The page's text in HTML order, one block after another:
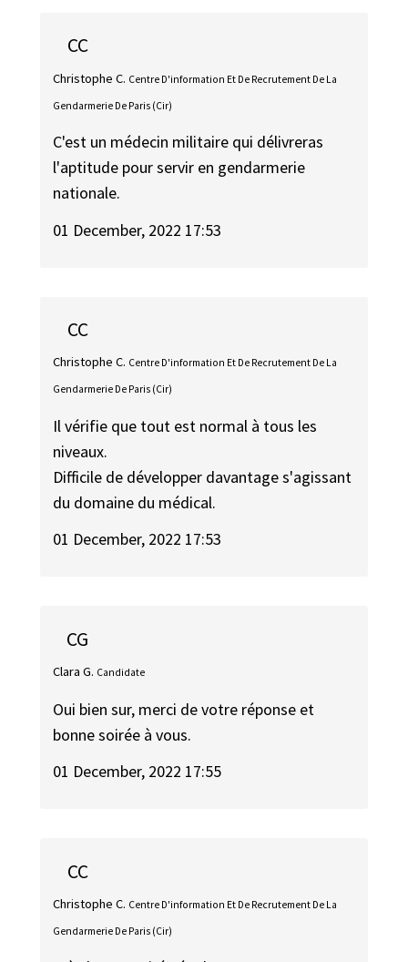
CC
Christophe C. Centre D'information Et De Recrutement De La
Gendarmerie De Paris (Cir)
C'est un médecin militaire qui délivreras
l'aptitude pour servir en gendarmerie
nationale.
01 December, 2022 17:53
CC
Christophe C. Centre D'information Et De Recrutement De La
Gendarmerie De Paris (Cir)
Il vérifie que tout est normal à tous les
niveaux.
Difficile de développer davantage s'agissant
du domaine du médical.
01 December, 2022 17:53
CG
Clara G. Candidate
Oui bien sur, merci de votre réponse et
bonne soirée à vous.
01 December, 2022 17:55
CC
Christophe C. Centre D'information Et De Recrutement De La
Gendarmerie De Paris (Cir)